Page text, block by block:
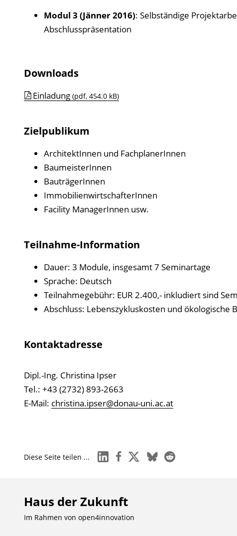
Modul 3 (Jänner 2016): Selbständige
Abschlusspräsentation
Downloads
Einladung(pdf, 454.0 kB)
Zielpublikum
ArchitektInnen und FachplanerInnen
BaumeisterInnen
BauträgerInnen
ImmobilienwirtschafterInnen
Facility ManagerInnen usw.
Teilnahme-Information
Dauer: 3 Module, insgesamt 7 Seminartage
Sprache: Deutsch
Teilnahmegebühr: EUR 2.400,- inkludiert sind
Abschluss: Lebenszykluskosten und ökologische
Kontaktadresse
Dipl.-Ing. Christina Ipser
Tel.: +43 (2732) 893-2663
E-Mail: christina.ipser@donau-uni.ac.at
Diese Seite teilen ... linkedinfacebook
x blueskyreddit
Haus der Zukunft
Im Rahmen von open4innovation